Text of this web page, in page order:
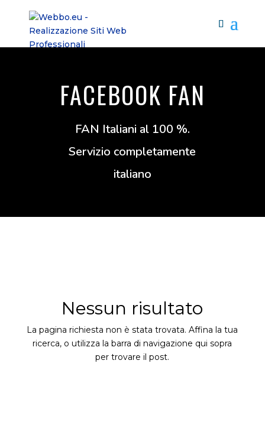
FACEBOOK FAN
FAN Italiani al 100 %.
Servizio completamente
italiano
Nessun risultato
La pagina richiesta non è stata trovata. Affina la tua
ricerca, o utilizza la barra di navigazione qui sopra
per trovare il post.